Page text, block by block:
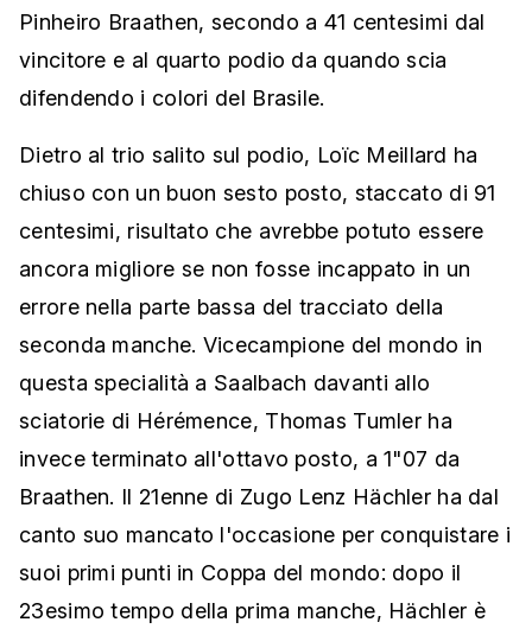
Pinheiro Braathen, secondo a 41 centesimi dal
vincitore e al quarto podio da quando scia
difendendo i colori del Brasile.
Dietro al trio salito sul podio, Loïc Meillard ha
chiuso con un buon sesto posto, staccato di 91
centesimi, risultato che avrebbe potuto essere
ancora migliore se non fosse incappato in un
errore nella parte bassa del tracciato della
seconda manche. Vicecampione del mondo in
questa specialità a Saalbach davanti allo
sciatorie di Hérémence, Thomas Tumler ha
invece terminato all'ottavo posto, a 1"07 da
Braathen. Il 21enne di Zugo Lenz Hächler ha dal
canto suo mancato l'occasione per conquistare i
suoi primi punti in Coppa del mondo: dopo il
23esimo tempo della prima manche, Hächler è